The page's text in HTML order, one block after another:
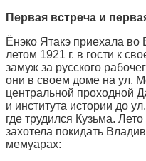
Первая встреча и
Ёнэко Ятакэ приехала во
летом 1921 г. в гости к
замуж за русского
они в своем доме на ул.
центральной проходной
и института истории до
где трудился Кузьма.
захотела покидать
мемуарах: